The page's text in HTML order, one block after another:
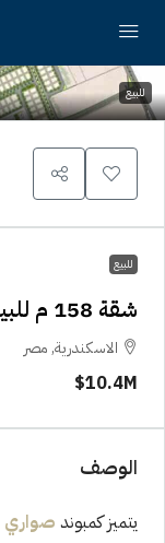
للبيع
للبيع
شقة 158 م للبيع فى صوارى
الاسكندرية, مصر
10.4M$
الوصف
يتميز كمبوند صواري